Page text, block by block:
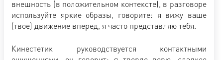
внешность (в положительном контексте), в разговоре
используйте яркие образы, говорите: я вижу ваше
(твое) движение вперед, я часто представляю тебя.
Кинестетик руководствуется контактными